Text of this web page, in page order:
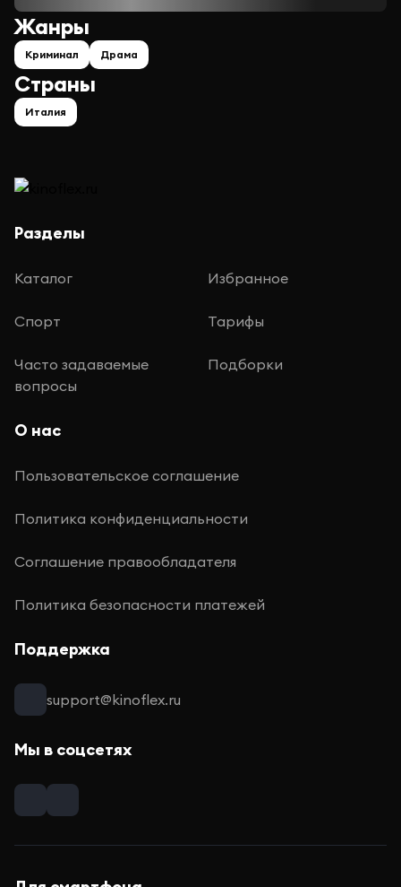
Страны
Италия
Жанры
Криминал Драма
Разделы
Каталог Избранное
Спорт Тарифы
Часто задаваемые
вопросы
Подборки
О нас
Пользовательское соглашение
Политика конфиденциальности
Соглашение правообладателя
Политика безопасности платежей
Поддержка
support@kinoflex.ru
Мы в соцсетях